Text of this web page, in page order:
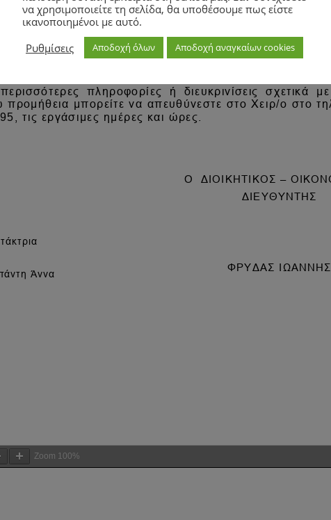
Zoom 100%
να χρησιμοποιείτε τη σελίδα, θα υποθέσουμε πως είστε
ικανοποιημένοι με αυτό.
Ρυθμίσεις
Αποδοχή όλων Αποδοχή αναγκαίων cookies